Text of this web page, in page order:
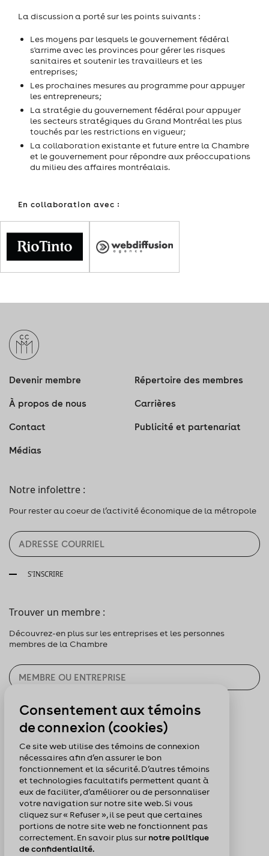
La discussion a porté sur les points suivants :
Les moyens par lesquels le gouvernement fédéral
s'arrime avec les provinces pour gérer les risques
sanitaires et soutenir les travailleurs et les
entreprises;
Les prochaines mesures au programme pour appuyer
les entrepreneurs;
La stratégie du gouvernement fédéral pour appuyer
les secteurs stratégiques du Grand Montréal les plus
touchés par les restrictions en vigueur;
La collaboration existante et future entre la Chambre
et le gouvernement pour répondre aux préoccupations
du milieu des affaires montréalais.
En collaboration avec :
Devenir membre Répertoire des membres
À propos de nous Carrières
Contact Publicité et partenariat
Médias
Notre infolettre :
Pour rester au coeur de l’activité économique de la métropole
S'INSCRIRE
Trouver un membre :
Découvrez-en plus sur les entreprises et les personnes
membres de la Chambre
CHERCHER
Pour nous suivre :
Consentement aux témoins
de connexion (cookies)
Ce site web utilise des témoins de connexion
nécessaires afin d’en assurer le bon
fonctionnement et la sécurité. D’autres témoins
et technologies facultatifs permettent quant à
eux de faciliter, d’améliorer ou de personnaliser
votre navigation sur notre site web. Si vous
cliquez sur « Refuser », il se peut que certaines
portions de notre site web ne fonctionnent pas
correctement. En savoir plus sur notre politique
de confidentialité.